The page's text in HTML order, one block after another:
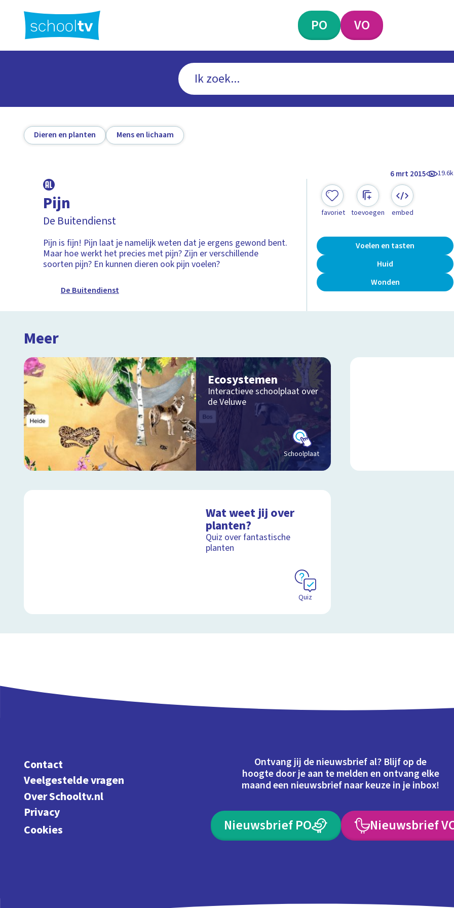
hoofdinhoud
PO VO
Dieren en planten Mens en lichaam
6 mrt 2015 19.6k
Pijn
De Buitendienst
Pijn is fijn! Pijn laat je namelijk weten dat je ergens gewond bent.
Maar hoe werkt het precies met pijn? Zijn er verschillende
soorten pijn? En kunnen dieren ook pijn voelen?
De Buitendienst
favoriet toevoegen embed
Voelen en tasten
Huid
Wonden
Meer
Ecosystemen
Interactieve schoolplaat over
de Veluwe
Schoolplaat
Wat weet jij over
planten?
Quiz over fantastische
planten
Quiz
Contact
Veelgestelde vragen
Over Schooltv.nl
Privacy
Cookies
Ontvang jij de nieuwsbrief al? Blijf op de
hoogte door je aan te melden en ontvang elke
maand een nieuwsbrief naar keuze in je inbox!
Nieuwsbrief PO Nieuwsbrief